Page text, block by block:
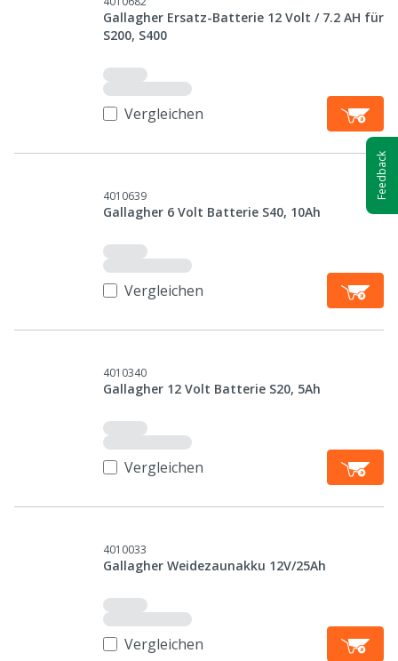
Gallagher Ersatz-Batterie 12 Volt / 7.2 AH für
S200, S400
Vergleichen
4010639
Gallagher 6 Volt Batterie S40, 10Ah
Vergleichen
4010340
Gallagher 12 Volt Batterie S20, 5Ah
Vergleichen
4010033
Gallagher Weidezaunakku 12V/25Ah
Vergleichen
Feedback